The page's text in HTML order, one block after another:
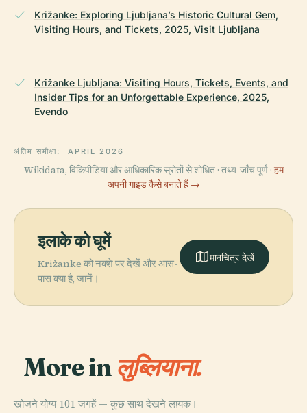
Križanke: Exploring Ljubljana’s Historic Cultural Gem,
Visiting Hours, and Tickets, 2025, Visit Ljubljana
Križanke Ljubljana: Visiting Hours, Tickets, Events, and
Insider Tips for an Unforgettable Experience, 2025,
Evendo
अंतिम समीक्षा: APRIL 2026
Wikidata, विकिपीडिया और आधिकारिक स्रोतों से शोधित · तथ्य-जाँच पूर्ण · हम
अपनी गाइड कैसे बनाते हैं →
इलाके को घूमें
Križanke को नक्शे पर देखें और आस-
पास क्या है, जानें।
मानचित्र देखें
More in लुब्लियाना.
खोजने योग्य 101 जगहें — कुछ साथ देखने लायक।
PLACE PLACE
PLACE